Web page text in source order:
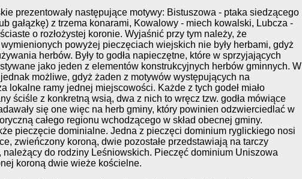
prezentowały następujące motywy: Bistuszowa - ptaka siedzącego
gałązkę) z trzema konarami, Kowalowy - miech kowalski, Lubcza -
o rozłożystej koronie. Wyjaśnić przy tym należy, że
powyżej pieczęciach wiejskich nie były herbami, gdyż
herbów. Były to godła napieczętne, które w sprzyjających
jako jeden z elementów konstrukcyjnych herbów gminnych. W
możliwe, gdyż żaden z motywów występujących na
lokalne ramy jednej miejscowości. Każde z tych godeł miało
ściśle z konkretną wsią, dwa z nich to wręcz tzw. godła mówiące
się one więc na herb gminy, który powinien odzwierciedlać w
całego regionu wchodzącego w skład obecnej gminy.
pieczęcie dominialne. Jedna z pieczęci dominium ryglickiego nosi
zwieńczony koroną, dwie pozostałe przedstawiają na tarczy
do rodziny Leśniowskich. Pieczęć dominium Uniszowa
koroną dwie wieże kościelne.